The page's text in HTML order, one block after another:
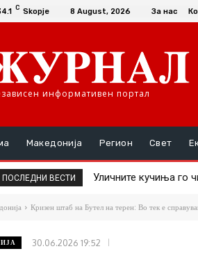
C Skopje 8 August, 2026 За нас
информативен портал
Македонија Регион Свет
ПОСЛЕДНИ ВЕСТИ
Уличните кучиња го
Крвава тепачка
Кризен штаб на Бутел на терен: Во тек е
30.06.2026 19:52